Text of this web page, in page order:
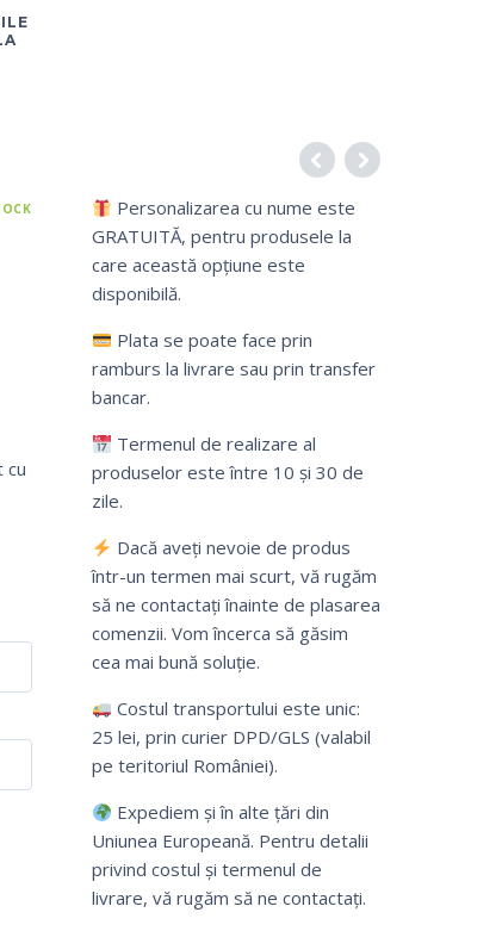
cu
Personalizarea cu nume este
GRATUITĂ, pentru produsele la
care această opțiune este
disponibilă.
Plata se poate face prin
ramburs la livrare sau prin transfer
bancar.
Termenul de realizare al
produselor este între 10 și 30 de
zile.
Dacă aveți nevoie de produs
într-un termen mai scurt, vă rugăm
să ne contactați înainte de plasarea
comenzii. Vom încerca să găsim
cea mai bună soluție.
Costul transportului este unic:
25 lei, prin curier DPD/GLS (valabil
pe teritoriul României).
Expediem și în alte țări din
Uniunea Europeană. Pentru detalii
privind costul și termenul de
livrare, vă rugăm să ne contactați.